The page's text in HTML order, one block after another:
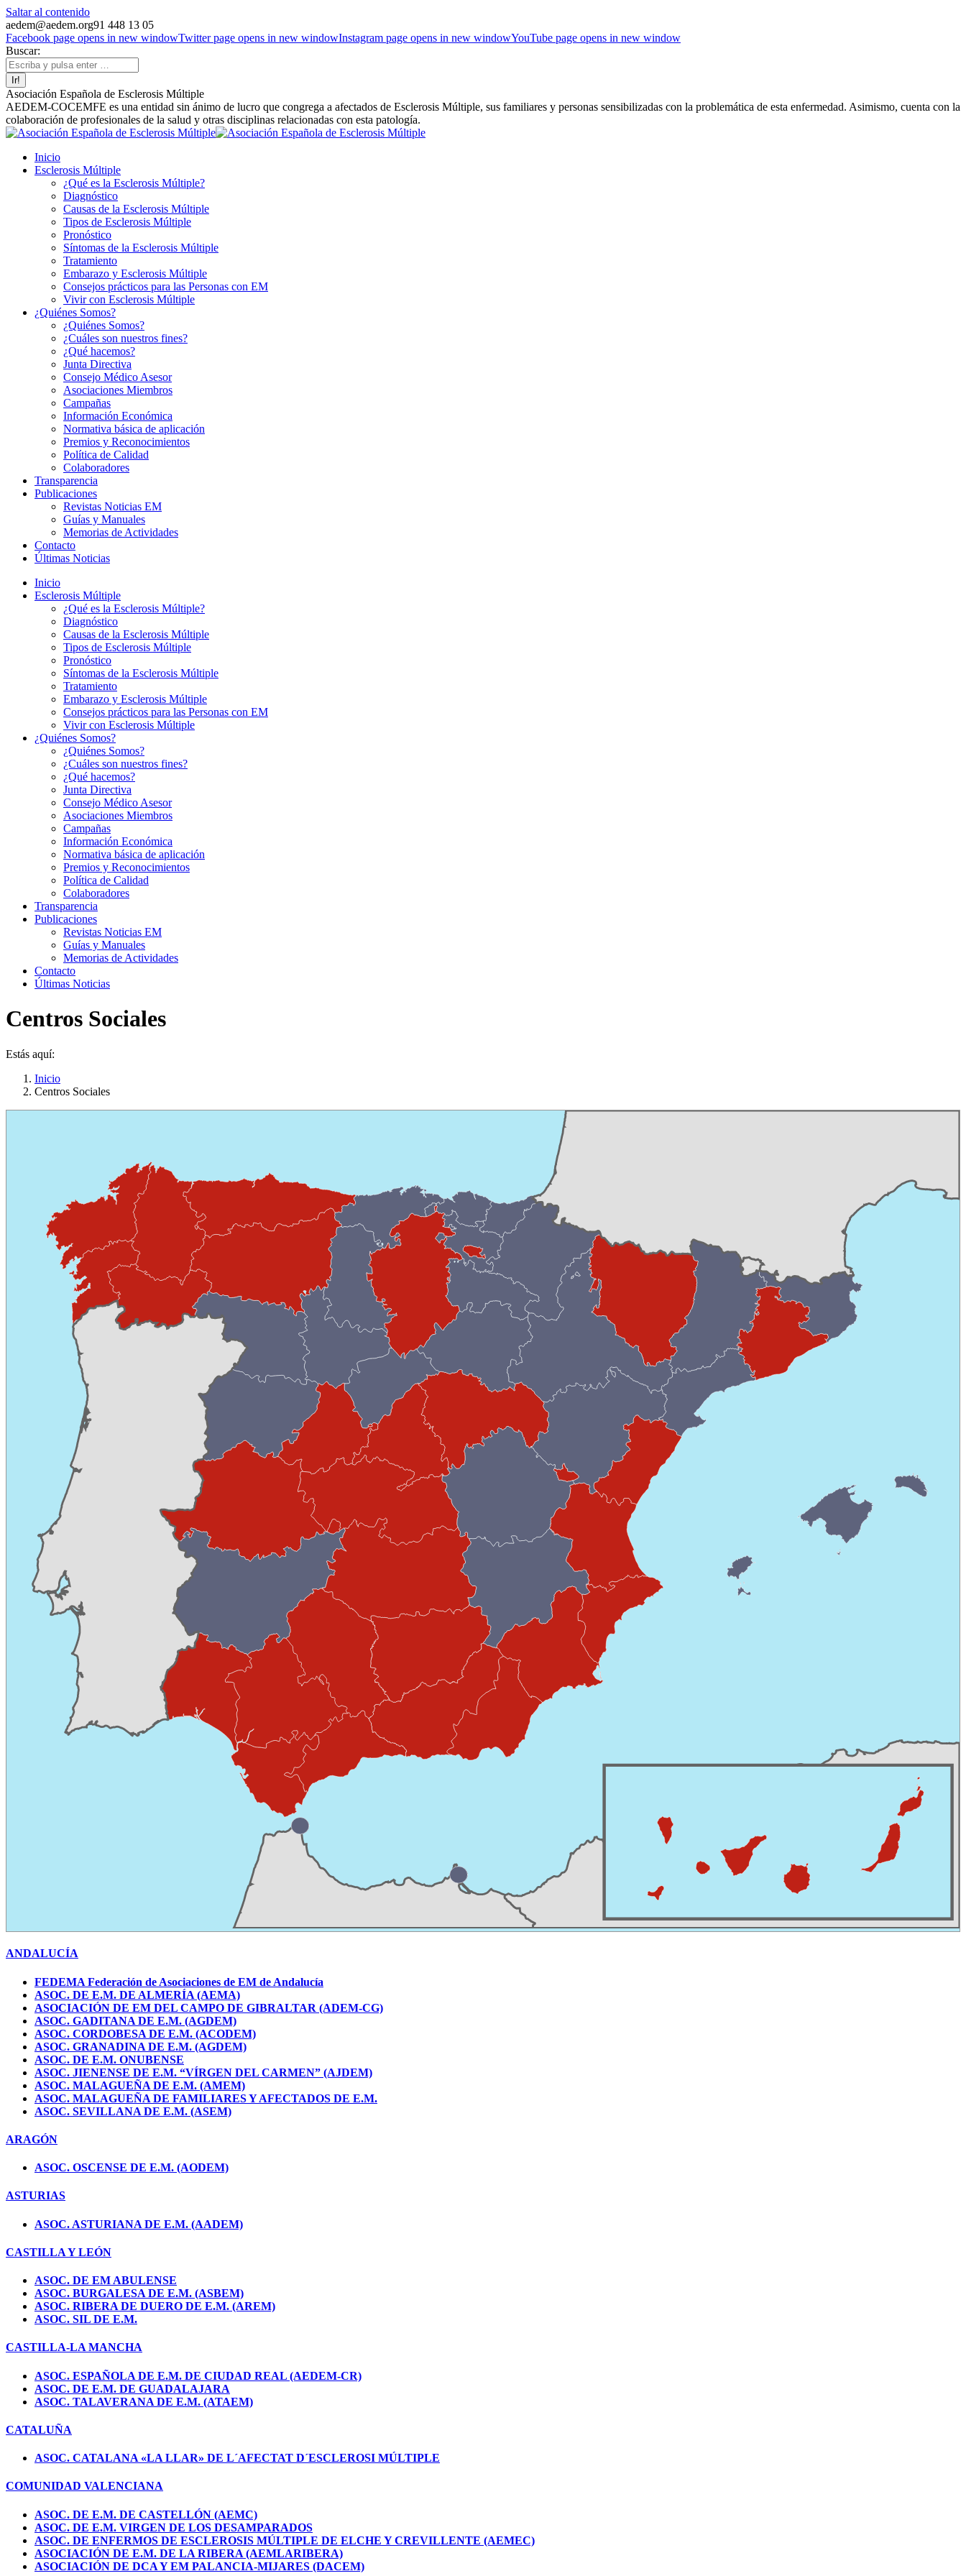
Saltar al contenido
aedem@aedem.org91 448 13 05
Facebook page opens in new windowTwitter page opens in new windowInstagram page opens in new windowYouTube page opens in new window
Buscar:
Asociación Española de Esclerosis Múltiple
AEDEM-COCEMFE es una entidad sin ánimo de lucro que congrega a afectados de Esclerosis Múltiple, sus familiares y personas sensibilizadas con la problemática de esta enfermedad. Asimismo, cuenta con la
colaboración de profesionales de la salud y otras disciplinas relacionadas con esta patología.
Inicio
Esclerosis Múltiple
¿Qué es la Esclerosis Múltiple?
Diagnóstico
Causas de la Esclerosis Múltiple
Tipos de Esclerosis Múltiple
Pronóstico
Síntomas de la Esclerosis Múltiple
Tratamiento
Embarazo y Esclerosis Múltiple
Consejos prácticos para las Personas con EM
Vivir con Esclerosis Múltiple
¿Quiénes Somos?
¿Quiénes Somos?
¿Cuáles son nuestros fines?
¿Qué hacemos?
Junta Directiva
Consejo Médico Asesor
Asociaciones Miembros
Campañas
Información Económica
Normativa básica de aplicación
Premios y Reconocimientos
Política de Calidad
Colaboradores
Transparencia
Publicaciones
Revistas Noticias EM
Guías y Manuales
Memorias de Actividades
Contacto
Últimas Noticias
Inicio
Esclerosis Múltiple
¿Qué es la Esclerosis Múltiple?
Diagnóstico
Causas de la Esclerosis Múltiple
Tipos de Esclerosis Múltiple
Pronóstico
Síntomas de la Esclerosis Múltiple
Tratamiento
Embarazo y Esclerosis Múltiple
Consejos prácticos para las Personas con EM
Vivir con Esclerosis Múltiple
¿Quiénes Somos?
¿Quiénes Somos?
¿Cuáles son nuestros fines?
¿Qué hacemos?
Junta Directiva
Consejo Médico Asesor
Asociaciones Miembros
Campañas
Información Económica
Normativa básica de aplicación
Premios y Reconocimientos
Política de Calidad
Colaboradores
Transparencia
Publicaciones
Revistas Noticias EM
Guías y Manuales
Memorias de Actividades
Contacto
Últimas Noticias
Centros Sociales
Estás aquí:
Inicio
Centros Sociales
ANDALUCÍA
FEDEMA Federación de Asociaciones de EM de Andalucía
ASOC. DE E.M. DE ALMERÍA (AEMA)
ASOCIACIÓN DE EM DEL CAMPO DE GIBRALTAR (ADEM-CG)
ASOC. GADITANA DE E.M. (AGDEM)
ASOC. CORDOBESA DE E.M. (ACODEM)
ASOC. GRANADINA DE E.M. (AGDEM)
ASOC. DE E.M. ONUBENSE
ASOC. JIENENSE DE E.M. “VÍRGEN DEL CARMEN” (AJDEM)
ASOC. MALAGUEÑA DE E.M. (AMEM)
ASOC. MALAGUEÑA DE FAMILIARES Y AFECTADOS DE E.M.
ASOC. SEVILLANA DE E.M. (ASEM)
ARAGÓN
ASOC. OSCENSE DE E.M. (AODEM)
ASTURIAS
ASOC. ASTURIANA DE E.M. (AADEM)
CASTILLA Y LEÓN
ASOC. DE EM ABULENSE
ASOC. BURGALESA DE E.M. (ASBEM)
ASOC. RIBERA DE DUERO DE E.M. (AREM)
ASOC. SIL DE E.M.
CASTILLA-LA MANCHA
ASOC. ESPAÑOLA DE E.M. DE CIUDAD REAL (AEDEM-CR)
ASOC. DE E.M. DE GUADALAJARA
ASOC. TALAVERANA DE E.M. (ATAEM)
CATALUÑA
ASOC. CATALANA «LA LLAR» DE L´AFECTAT D´ESCLEROSI MÚLTIPLE
COMUNIDAD VALENCIANA
ASOC. DE E.M. DE CASTELLÓN (AEMC)
ASOC. DE E.M. VIRGEN DE LOS DESAMPARADOS
ASOC. DE ENFERMOS DE ESCLEROSIS MÚLTIPLE DE ELCHE Y CREVILLENTE (AEMEC)
ASOCIACIÓN DE E.M. DE LA RIBERA (AEMLARIBERA)
ASOCIACIÓN DE DCA Y EM PALANCIA-MIJARES (DACEM)